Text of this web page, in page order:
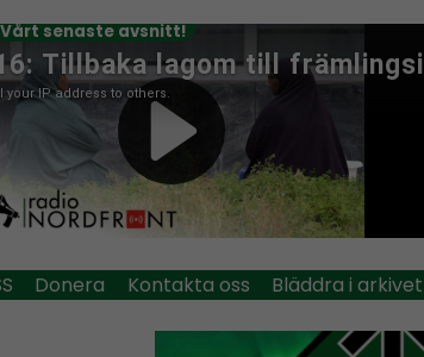
Vårt senaste avsnitt!
Donera Kontakta oss Bläddra i arkivet